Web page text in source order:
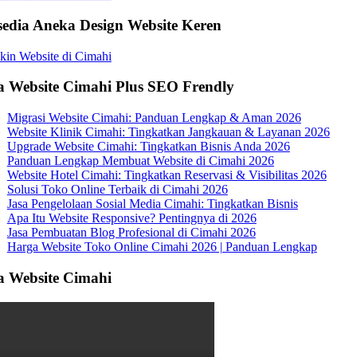
Aneka Design Website Keren
Website Cimahi Plus SEO Frendly
Migrasi Website Cimahi: Panduan Lengkap & Aman 2026
Website Klinik Cimahi: Tingkatkan Jangkauan & Layanan 2026
Upgrade Website Cimahi: Tingkatkan Bisnis Anda 2026
Panduan Lengkap Membuat Website di Cimahi 2026
Website Hotel Cimahi: Tingkatkan Reservasi & Visibilitas 2026
Solusi Toko Online Terbaik di Cimahi 2026
Jasa Pengelolaan Sosial Media Cimahi: Tingkatkan Bisnis
Apa Itu Website Responsive? Pentingnya di 2026
Jasa Pembuatan Blog Profesional di Cimahi 2026
Harga Website Toko Online Cimahi 2026 | Panduan Lengkap
Website Cimahi